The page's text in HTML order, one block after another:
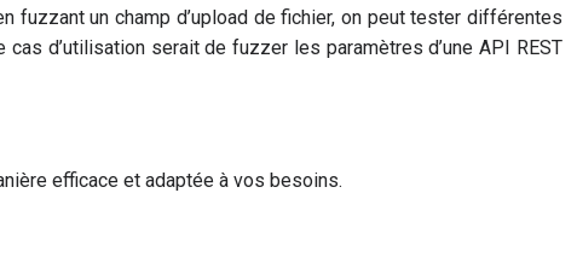
un champ d’upload de fichier, on peut tester différentes
d’utilisation serait de fuzzer les paramètres d’une API REST
efficace et adaptée à vos besoins.